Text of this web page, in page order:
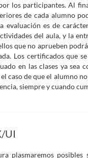
los participantes. Al
de cada alumno
evaluación es de
del aula, y la
que no aprueben
Los certificados que
en las clases ya
caso de que el alumno
siempre y cuando
UI
plasmaremos